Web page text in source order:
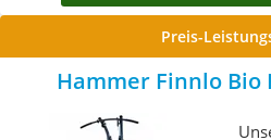
Preis-
Hammer Finnlo Bio